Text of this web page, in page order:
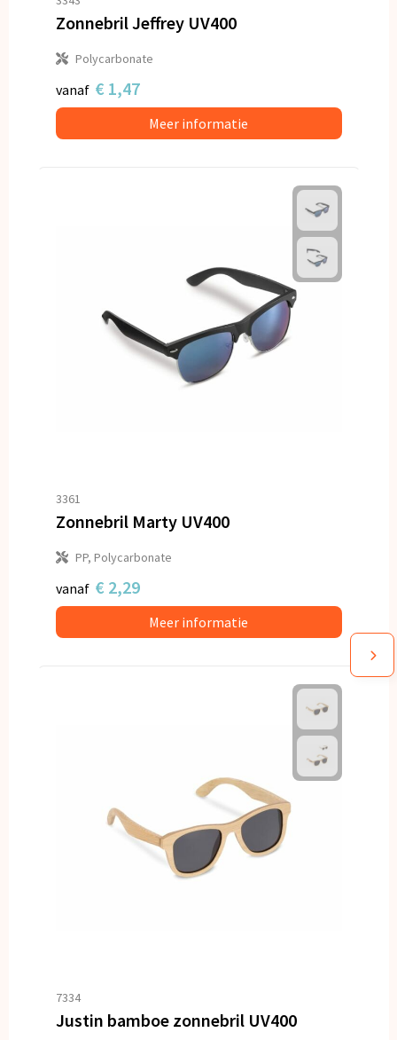
Zonnebril Jeffrey UV400
Polycarbonate
vanaf € 1,47
Meer informatie
3361
Zonnebril Marty UV400
PP, Polycarbonate
vanaf € 2,29
Meer informatie
7334
Justin bamboe zonnebril UV400